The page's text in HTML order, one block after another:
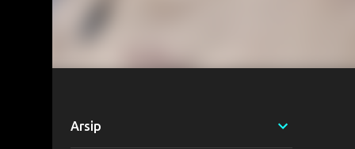
Arsip